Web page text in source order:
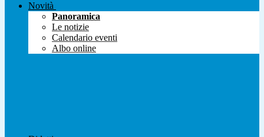
Novità
Panoramica
Le notizie
Calendario eventi
Albo online